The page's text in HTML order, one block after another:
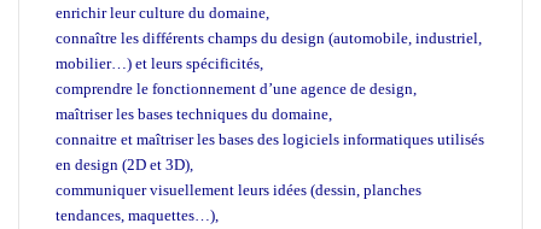
enrichir leur culture du domaine,
connaître les différents champs du design (automobile, industriel,
mobilier…) et leurs spécificités,
comprendre le fonctionnement d’une agence de design,
maîtriser les bases techniques du domaine,
connaitre et maîtriser les bases des logiciels informatiques utilisés
en design (2D et 3D),
communiquer visuellement leurs idées (dessin, planches
tendances, maquettes…),